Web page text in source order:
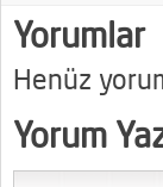
Yorumlar
Henüz
Yorum